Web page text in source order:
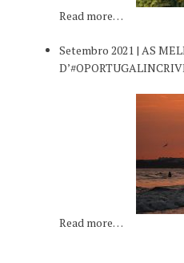
Read more…
Setembro 2021 | AS
Read more…